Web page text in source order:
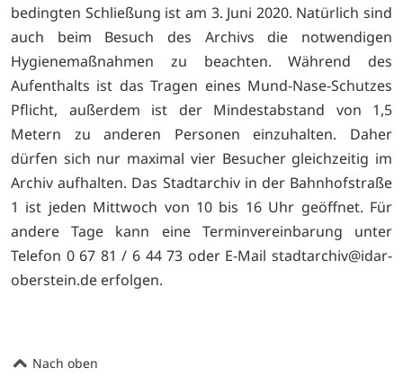
bedingten Schließung ist am 3. Juni 2020. Natürlich sind
auch beim Besuch des Archivs die notwendigen
Hygienemaßnahmen zu beachten. Während des
Aufenthalts ist das Tragen eines Mund-Nase-Schutzes
Pflicht, außerdem ist der Mindestabstand von 1,5
Metern zu anderen Personen einzuhalten. Daher
dürfen sich nur maximal vier Besucher gleichzeitig im
Archiv aufhalten. Das Stadtarchiv in der Bahnhofstraße
1 ist jeden Mittwoch von 10 bis 16 Uhr geöffnet. Für
andere Tage kann eine Terminvereinbarung unter
Telefon 0 67 81 / 6 44 73 oder E-Mail stadtarchiv@idar-
oberstein.de erfolgen.
Nach oben